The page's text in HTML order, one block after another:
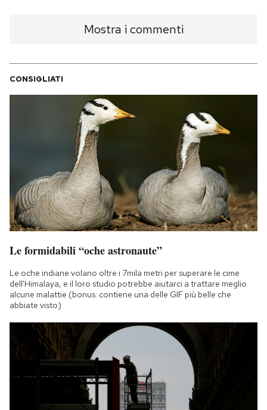
AREA PERSONALE
Area Personale
Newsletter
Notifiche mobile
Regala il Post
Hai bisogno di aiuto?
Esci
Mostra i commenti
CONSIGLIATI
Le formidabili “oche astronaute”
Le oche indiane volano oltre i 7mila metri per superare le cime
dell'Himalaya, e il loro studio potrebbe aiutarci a trattare meglio
alcune malattie (bonus: contiene una delle GIF più belle che
abbiate visto)